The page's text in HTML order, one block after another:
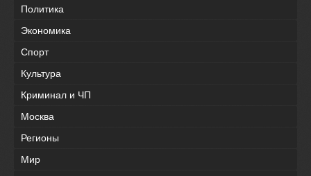
Политика
Экономика
Спорт
Культура
Криминал и ЧП
Москва
Регионы
Мир